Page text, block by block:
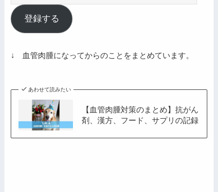
ー
ル
ア
レ
登録する
↓ 血管肉腫になってからのことをまとめています。
あわせて読みたい
【血管肉腫対策のまとめ】抗がん
剤、漢方、フード、サプリの記録